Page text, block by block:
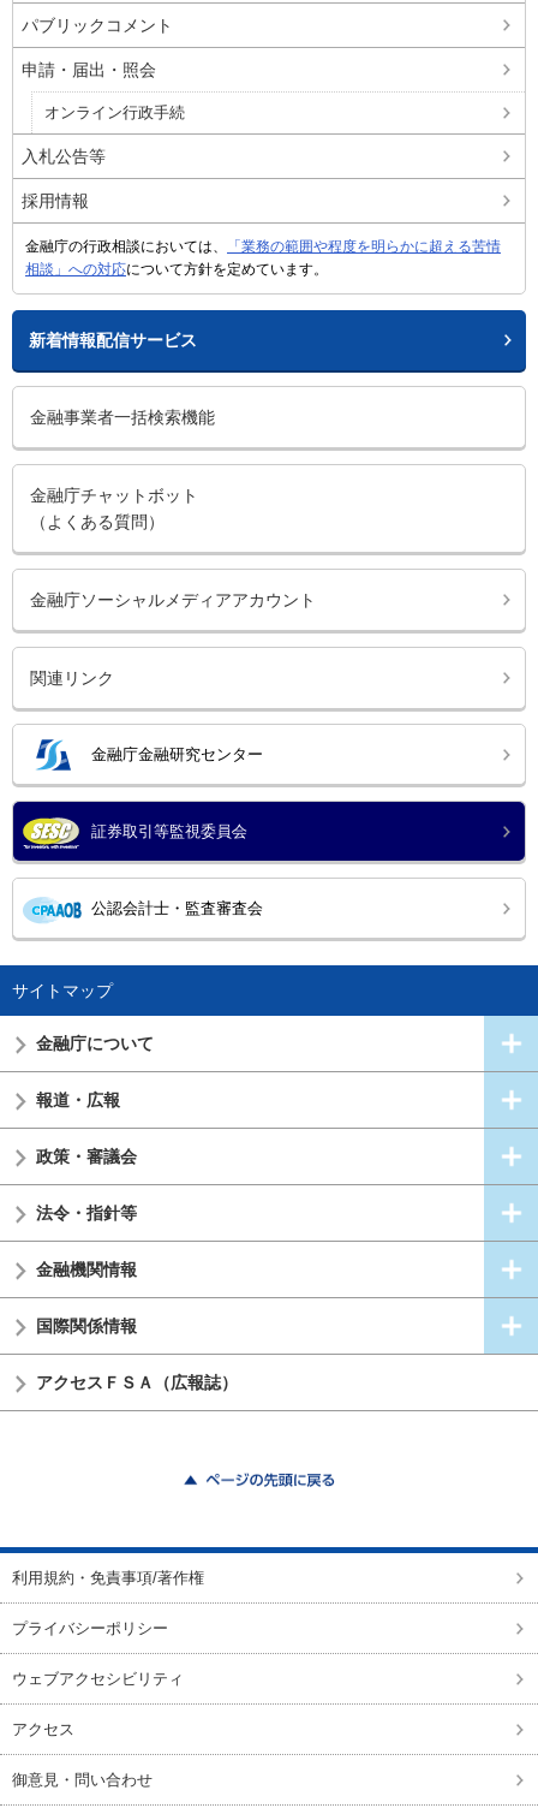
パブリックコメント
申請・届出・照会
オンライン行政手続
入札公告等
採用情報
金融庁の行政相談においては、
「業務の範囲や程度を明らかに超える苦情
相談」への対応について方針を定めています。
新着情報配信サービス
金融事業者一括検索機能
金融庁チャットボット
（よくある質問）
金融庁ソーシャルメディアアカウント
関連リンク
金融庁金融研究センター
証券取引等監視委員会
公認会計士・監査審査会
サイトマップ
金融庁について
報道・広報
政策・審議会
法令・指針等
金融機関情報
国際関係情報
アクセスＦＳＡ（広報誌）
利用規約・免責事項/著作権
プライバシーポリシー
ウェブアクセシビリティ
アクセス
御意見・問い合わせ